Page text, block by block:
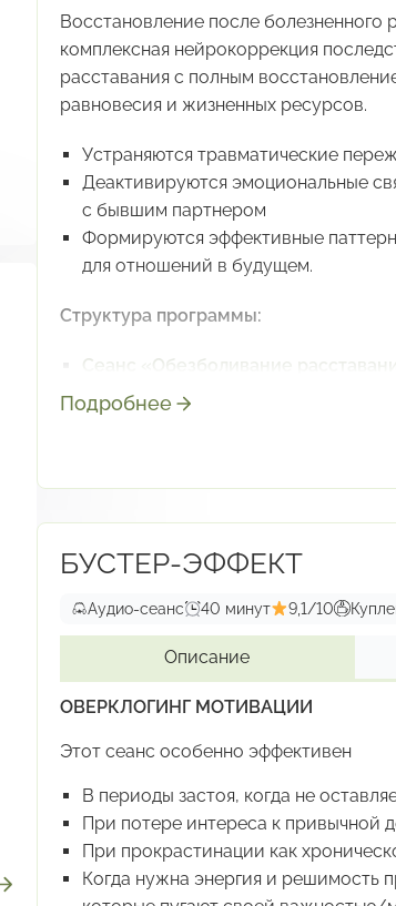
Восстановление после болезненного
комплексная нейрокоррекция
расставания с полным
равновесия и жизненных ресурсов.
Устраняются травматические
Деактивируются эмоциональные
с бывшим партнером
Формируются эффективные
для отношений в будущем.
Структура программы:
Сеанс
«Обезболивание
экстренное обезболивание острой
боли от расставания
Сеанс«Обновление прошивки»:
Программа особенно эффективна
При болезненных расставаниях и
При токсичных созависимых
При повторяющихся деструктивных
Для быстрого эмоционального
Подробнее
БУСТЕР-ЭФФЕКТ
Аудио-сеанс 40 минут 9,1/10
Описание
ОВЕРКЛОГИНГ МОТИВАЦИИ
Этот сеанс особенно эффективен
В периоды застоя, когда не
При потере интереса к привычной
При прокрастинации как
Когда нужна энергия и решимость